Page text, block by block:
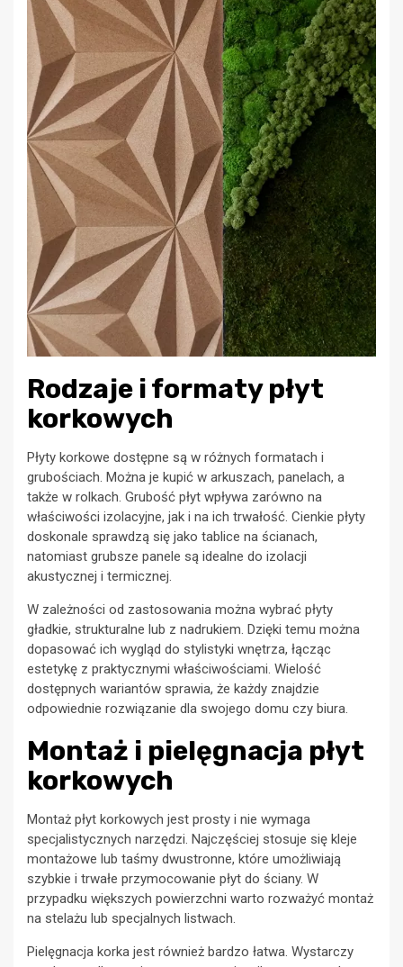
Rodzaje i formaty płyt
korkowych
Płyty korkowe dostępne są w różnych formatach i
grubościach. Można je kupić w arkuszach, panelach, a
także w rolkach. Grubość płyt wpływa zarówno na
właściwości izolacyjne, jak i na ich trwałość. Cienkie płyty
doskonale sprawdzą się jako tablice na ścianach,
natomiast grubsze panele są idealne do izolacji
akustycznej i termicznej.
W zależności od zastosowania można wybrać płyty
gładkie, strukturalne lub z nadrukiem. Dzięki temu można
dopasować ich wygląd do stylistyki wnętrza, łącząc
estetykę z praktycznymi właściwościami. Wielość
dostępnych wariantów sprawia, że każdy znajdzie
odpowiednie rozwiązanie dla swojego domu czy biura.
Montaż i pielęgnacja płyt
korkowych
Montaż płyt korkowych jest prosty i nie wymaga
specjalistycznych narzędzi. Najczęściej stosuje się kleje
montażowe lub taśmy dwustronne, które umożliwiają
szybkie i trwałe przymocowanie płyt do ściany. W
przypadku większych powierzchni warto rozważyć montaż
na stelażu lub specjalnych listwach.
Pielęgnacja korka jest również bardzo łatwa. Wystarczy